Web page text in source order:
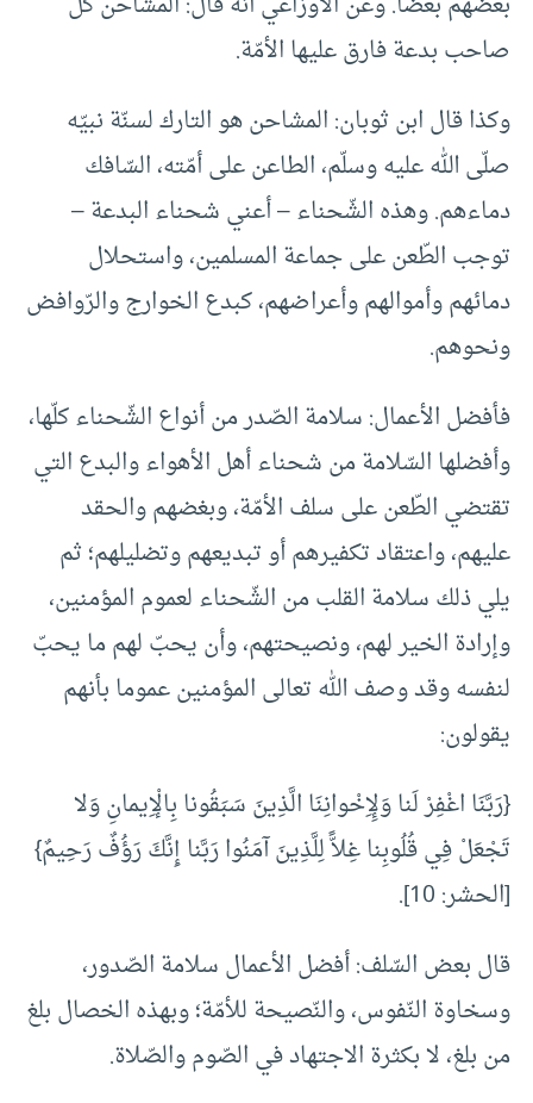
صاحب بدعة فارق عليها الأمّة.
وكذا قال ابن ثوبان: المشاحن هو التارك لسنّة نبيّه
صلّى الله عليه وسلّم، الطاعن على أمّته، السّافك
دماءهم. وهذه الشّحناء – أعني شحناء البدعة –
توجب الطّعن على جماعة المسلمين، واستحلال
دمائهم وأموالهم وأعراضهم، كبدع الخوارج والرّوافض
ونحوهم.
فأفضل الأعمال: سلامة الصّدر من أنواع الشّحناء كلّها،
وأفضلها السّلامة من شحناء أهل الأهواء والبدع التي
تقتضي الطّعن على سلف الأمّة، وبغضهم والحقد
عليهم، واعتقاد تكفيرهم أو تبديعهم وتضليلهم؛ ثم
يلي ذلك سلامة القلب من الشّحناء لعموم المؤمنين،
وإرادة الخير لهم، ونصيحتهم، وأن يحبّ لهم ما يحبّ
لنفسه وقد وصف الله تعالى المؤمنين عموما بأنهم
يقولون:
{رَبَّنَا اغْفِرْ لَنا وَلِإِخْوانِنَا الَّذِينَ سَبَقُونا بِالْإِيمانِ وَلا
تَجْعَلْ فِي قُلُوبِنا غِلاًّ لِلَّذِينَ آمَنُوا رَبَّنا إِنَّكَ رَؤُفٌ رَحِيمٌ}
[الحشر: 10].
قال بعض السّلف: أفضل الأعمال سلامة الصّدور،
وسخاوة النّفوس، والنّصيحة للأمّة؛ وبهذه الخصال بلغ
من بلغ، لا بكثرة الاجتهاد في الصّوم والصّلاة.